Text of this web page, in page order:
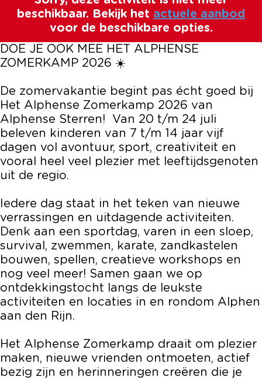
s
e
Z
o
m
e
r
k
a
m
p
2
2
6
e
n
s
e
Z
m
e
r
k
a
m
p
0
2
6
h
e
n
s
e
Z
o
m
e
r
k
a
m
p
2
0
2
6
s
e
Z
o
m
r
k
a
m
p
2
0
6
p
h
e
n
Z
o
m
e
r
k
p
2
0
2
6
beschikbaar. Bekijk het actuele aanbod
voor de beschikbare opties.
DOE JE OOK MEE HET ALPHENSE
ZOMERKAMP 2026 ☀️
De zomervakantie begint pas écht goed bij
Het Alphense Zomerkamp 2026 van
Alphense Sterren! Van 20 t/m 24 juli
beleven kinderen van 7 t/m 14 jaar vijf
dagen vol avontuur, sport, creativiteit en
vooral heel veel plezier met leeftijdsgenoten
uit de regio.
Iedere dag staat in het teken van nieuwe
verrassingen en uitdagende activiteiten.
Denk aan een sportdag, varen in een sloep,
survival, zwemmen, karate, zandkastelen
bouwen, spellen, creatieve workshops en
nog veel meer! Samen gaan we op
ontdekkingstocht langs de leukste
activiteiten en locaties in en rondom Alphen
aan den Rijn.
Het Alphense Zomerkamp draait om plezier
maken, nieuwe vrienden ontmoeten, actief
bezig zijn en herinneringen creëren die je